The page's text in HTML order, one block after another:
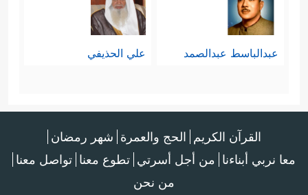
عبدالباسط عبدالصمد علي الحذيفي
القرآن الكريم الحج والعمرة شهر رمضان
معا نربي أبناءنا من أجل أسرتي تطوع معنا تواصل معنا
من نحن